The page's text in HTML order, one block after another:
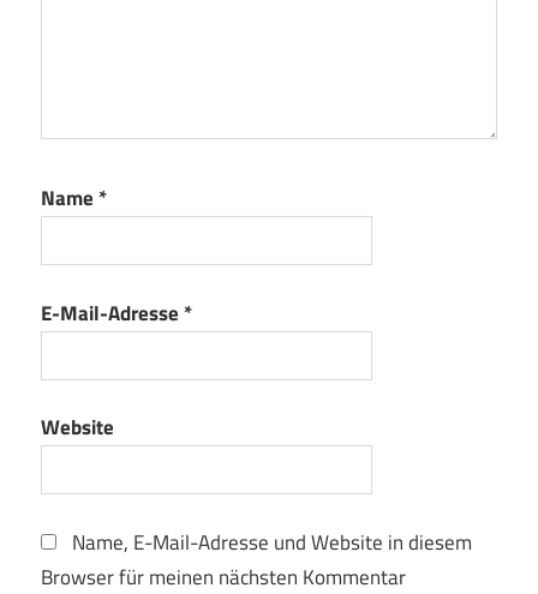
Name *
E-Mail-Adresse *
Website
Name, E-Mail-Adresse und Website in diesem
Browser für meinen nächsten Kommentar